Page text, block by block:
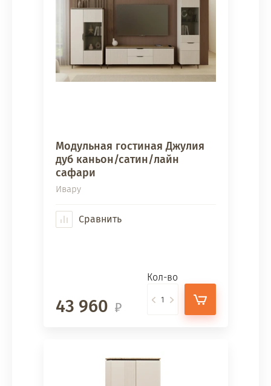
Модульная гостиная Джулия
дуб каньон/сатин/лайн
сафари
Ивару
Сравнить
43 960
Кол-во